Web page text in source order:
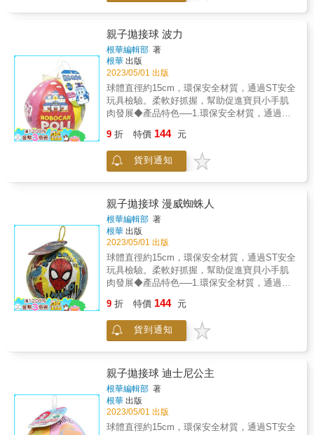
拋接則可增加難度，考驗幼兒的即時反應。2.
加入籃子等道具讓孩子玩定點投籃；熟練後可
移動道具位置，讓寶貝迎接更多挑戰
親子拋接球 波力
根華編輯部 著
根華 出版
2023/05/01 出版
球體直徑約15cm，環保安全材質，通過ST安全
玩具檢驗。柔軟好抓握，幫助促進寶貝小手肌
肉發展◆產品特色──1.環保安全材質，通過ST
小手肌肉發展。3.拋接球的遊戲可以發展幼兒
手眼協調力並激發運動潛能。4.可手丟也可腳
踢，快樂玩耍增加親子互動。◆玩法介紹──※
拋接則可增加難度，考驗幼兒的即時反應。2.
加入籃子等道具讓孩子玩定點投籃；熟練後可
移動道具位置，讓寶貝迎接更多挑戰
9 折 特價 144 元
貨到通知
親子拋接球 漫威蜘蛛人
根華編輯部 著
根華 出版
2023/05/01 出版
球體直徑約15cm，環保安全材質，通過ST安全
玩具檢驗。柔軟好抓握，幫助促進寶貝小手肌
肉發展◆產品特色──1.環保安全材質，通過ST
小手肌肉發展。3.拋接球的遊戲可以發展幼兒
手眼協調力並激發運動潛能。4.可手丟也可腳
踢，快樂玩耍增加親子互動。◆玩法介紹──※
拋接則可增加難度，考驗幼兒的即時反應。2.
加入籃子等道具讓孩子玩定點投籃；熟練後可
移動道具位置，讓寶貝迎接更多挑戰
9 折 特價 144 元
貨到通知
親子拋接球 迪士尼公主
根華編輯部 著
根華 出版
2023/05/01 出版
球體直徑約15cm，環保安全材質，通過ST安全